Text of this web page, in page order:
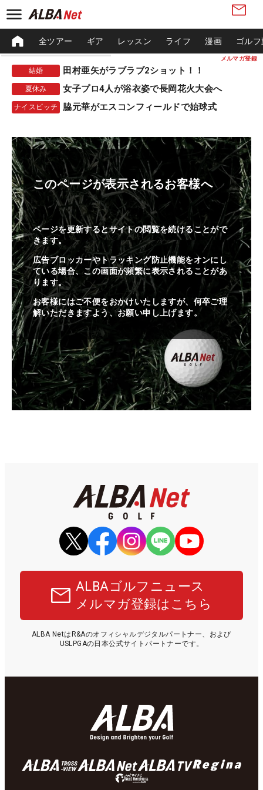
メルマガ登録
全ツアー ギア レッスン ライフ 漫画 ゴル
結婚 田村亜矢がラブラブ2ショット！！
夏休み 女子プロ4人が浴衣姿で長岡花火大会へ
ナイスピッチ 脇元華がエスコンフィールドで始球式
このページが表示されるお客様へ
ページを更新するとサイトの閲覧を続けることがで
きます。
広告ブロッカーやトラッキング防止機能をオンにし
ている場合、この画面が頻繁に表示されることがあ
ります。
お客様にはご不便をおかけいたしますが、何卒ご理
解いただきますよう、お願い申し上げます。
ALBAゴルフニュース
メルマガ登録はこちら
ALBA NetはR&Aのオフィシャルデジタルパートナー、および
USLPGAの日本公式サイトパートナーです。